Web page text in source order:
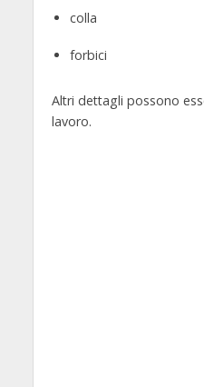
colla
forbici
Altri dettagli possono
lavoro.